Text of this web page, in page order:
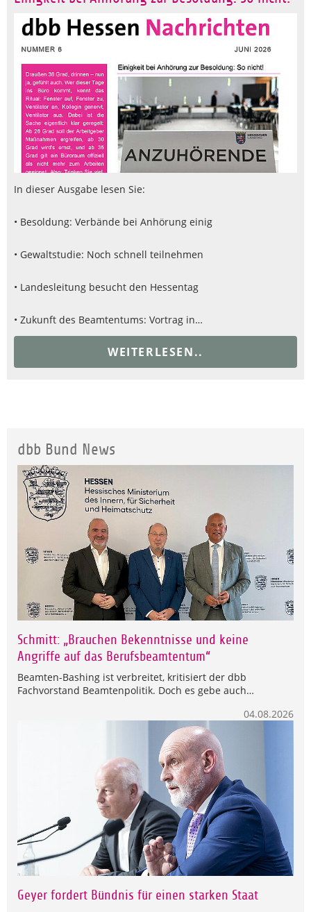
In dieser Ausgabe lesen Sie:
• Besoldung: Verbände bei Anhörung einig
• Gewaltstudie: Noch schnell teilnehmen
• Landesleitung besucht den Hessentag
• Zukunft des Beamtentums: Vortrag in…
WEITERLESEN..
dbb Bund News
Schmitt: „Brauchen Bekenntnisse und keine
Angriffe auf das Berufsbeamtentum“
Beamten-Bashing ist verbreitet, kritisiert der dbb
Fachvorstand Beamtenpolitik. Doch es gebe auch…
04.08.2026
Geyer fordert Bündnis für einen starken Staat